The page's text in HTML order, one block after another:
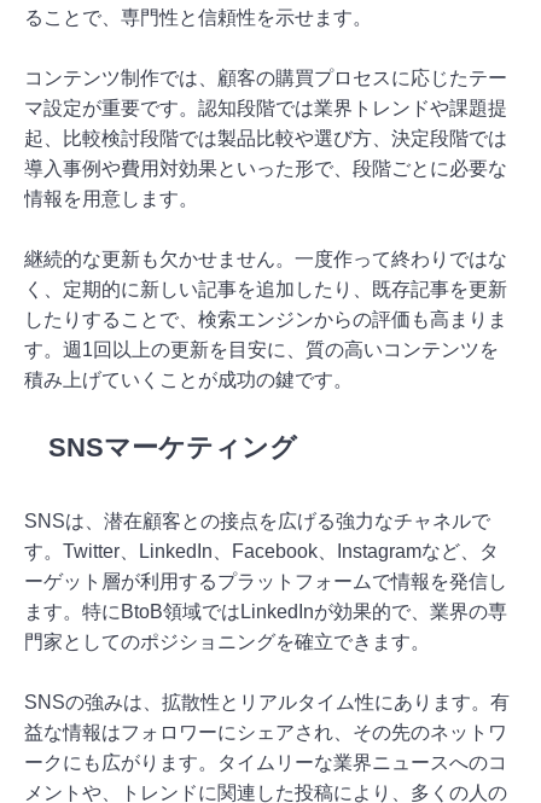
ることで、専門性と信頼性を示せます。
コンテンツ制作では、顧客の購買プロセスに応じたテー
マ設定が重要です。認知段階では業界トレンドや課題提
起、比較検討段階では製品比較や選び方、決定段階では
導入事例や費用対効果といった形で、段階ごとに必要な
情報を用意します。
継続的な更新も欠かせません。一度作って終わりではな
く、定期的に新しい記事を追加したり、既存記事を更新
したりすることで、検索エンジンからの評価も高まりま
す。週1回以上の更新を目安に、質の高いコンテンツを
積み上げていくことが成功の鍵です。
SNSマーケティング
SNSは、潜在顧客との接点を広げる強力なチャネルで
す。Twitter、LinkedIn、Facebook、Instagramなど、タ
ーゲット層が利用するプラットフォームで情報を発信し
ます。特にBtoB領域ではLinkedInが効果的で、業界の専
門家としてのポジショニングを確立できます。
SNSの強みは、拡散性とリアルタイム性にあります。有
益な情報はフォロワーにシェアされ、その先のネットワ
ークにも広がります。タイムリーな業界ニュースへのコ
メントや、トレンドに関連した投稿により、多くの人の